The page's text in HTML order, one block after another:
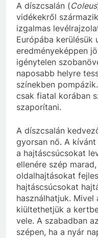
A díszcsalán (Coleus
vidékekről
izgalmas
Európába kerülésük
eredményeképpen
igénytelen
naposabb helyre
színekben
csak fiatal korában
szaporítani.
A díszcsalán
gyorsan nő. A
a hajtáscsúcsokat
ellenére szép
oldalhajtásokat
hajtáscsúcsokat
használhatjuk.
kiültethetjük a
vele. A szabadban
szépen, ha a nyár